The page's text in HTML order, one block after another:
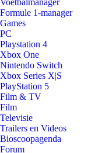
Voetbalmanager
Formule 1-manager
Games
PC
Playstation 4
Xbox One
Nintendo Switch
Xbox Series X|S
PlayStation 5
Film & TV
Film
Televisie
Trailers en Videos
Bioscoopagenda
Forum